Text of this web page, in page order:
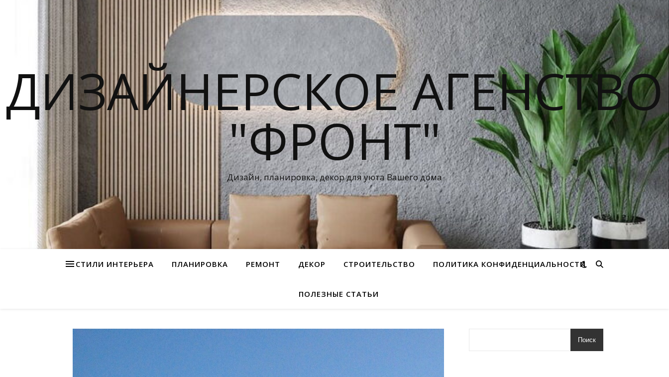
ДИЗАЙНЕРСКОЕ АГЕНСТВО
"ФРОНТ"
Дизайн, планировка, декор для уюта Вашего дома
СТИЛИ ИНТЕРЬЕРА ПЛАНИРОВКА РЕМОНТ ДЕКОР СТРОИТЕЛЬСТВО ПОЛИТИКА КОНФИДЕНЦИАЛЬНОСТИ
ПОЛЕЗНЫЕ СТАТЬИ
Поиск